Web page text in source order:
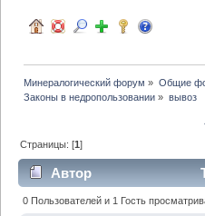
Минералогический форум » Общие
Законы в недропользовании » вывоз
Страницы: [1]
Автор
4157 раз)
0 Пользователей и 1 Гость